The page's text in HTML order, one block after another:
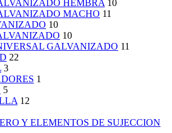
HEMBRA 10
MACHO 11
10
10
GALVANIZADO 11
22
3
1
5
12
Y ELEMENTOS DE SUJECCION